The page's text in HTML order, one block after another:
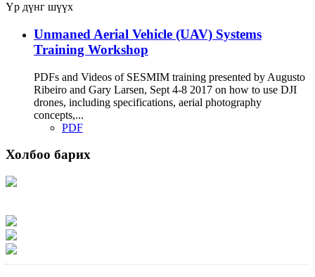
Үр дүнг шүүх
Unmaned Aerial Vehicle (UAV) Systems
Training Workshop
PDFs and Videos of SESMIM training presented by Augusto
Ribeiro and Gary Larsen, Sept 4-8 2017 on how to use DJI
drones, including specifications, aerial photography
concepts,...
PDF
Холбоо барих